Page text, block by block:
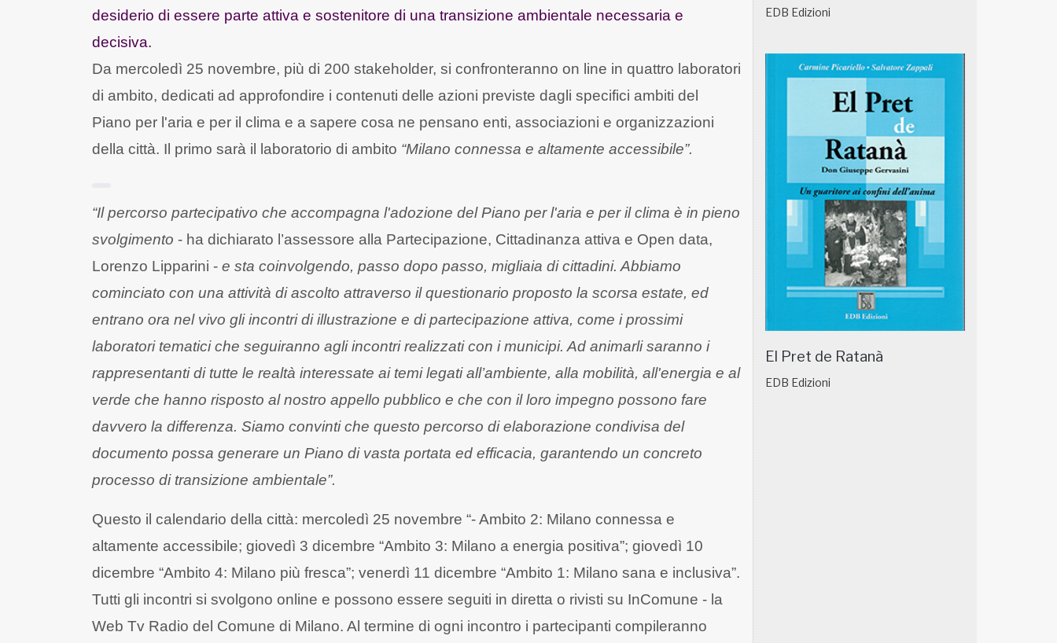
desiderio di essere parte attiva e sostenitore di una transizione ambientale necessaria e
decisiva.
Da mercoledì 25 novembre, più di 200 stakeholder, si confronteranno on line in quattro laboratori
di ambito, dedicati ad approfondire i contenuti delle azioni previste dagli specifici ambiti del
Piano per l'aria e per il clima e a sapere cosa ne pensano enti, associazioni e organizzazioni
della città. Il primo sarà il laboratorio di ambito “Milano connessa e altamente accessibile”.
“Il percorso partecipativo che accompagna l'adozione del Piano per l'aria e per il clima è in pieno
svolgimento - ha dichiarato l’assessore alla Partecipazione, Cittadinanza attiva e Open data,
Lorenzo Lipparini - e sta coinvolgendo, passo dopo passo, migliaia di cittadini. Abbiamo
cominciato con una attività di ascolto attraverso il questionario proposto la scorsa estate, ed
entrano ora nel vivo gli incontri di illustrazione e di partecipazione attiva, come i prossimi
laboratori tematici che seguiranno agli incontri realizzati con i municipi. Ad animarli saranno i
rappresentanti di tutte le realtà interessate ai temi legati all’ambiente, alla mobilità, all'energia e al
verde che hanno risposto al nostro appello pubblico e che con il loro impegno possono fare
davvero la differenza. Siamo convinti che questo percorso di elaborazione condivisa del
documento possa generare un Piano di vasta portata ed efficacia, garantendo un concreto
processo di transizione ambientale”.
Questo il calendario della città: mercoledì 25 novembre “- Ambito 2: Milano connessa e
altamente accessibile; giovedì 3 dicembre “Ambito 3: Milano a energia positiva”; giovedì 10
dicembre “Ambito 4: Milano più fresca”; venerdì 11 dicembre “Ambito 1: Milano sana e inclusiva”.
Tutti gli incontri si svolgono online e possono essere seguiti in diretta o rivisti su InComune - la
Web Tv Radio del Comune di Milano. Al termine di ogni incontro i partecipanti compileranno
EDB Edizioni
El Pret de Ratanà
EDB Edizioni